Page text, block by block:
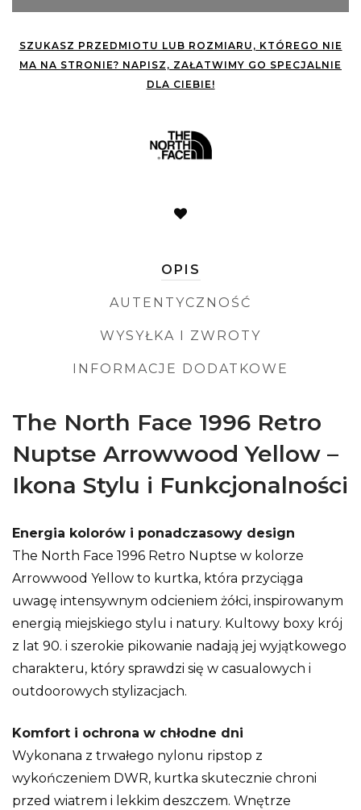
SZUKASZ PRZEDMIOTU LUB ROZMIARU, KTÓREGO NIE
MA NA STRONIE? NAPISZ, ZAŁATWIMY GO SPECJALNIE
DLA CIEBIE!
OPIS
AUTENTYCZNOŚĆ
WYSYŁKA I ZWROTY
INFORMACJE DODATKOWE
The North Face 1996 Retro
Nuptse Arrowwood Yellow –
Ikona Stylu i Funkcjonalności
Energia kolorów i ponadczasowy design
The North Face 1996 Retro Nuptse w kolorze
Arrowwood Yellow to kurtka, która przyciąga
uwagę intensywnym odcieniem żółci, inspirowanym
energią miejskiego stylu i natury. Kultowy boxy krój
z lat 90. i szerokie pikowanie nadają jej wyjątkowego
charakteru, który sprawdzi się w casualowych i
outdoorowych stylizacjach.
Komfort i ochrona w chłodne dni
Wykonana z trwałego nylonu ripstop z
wykończeniem DWR, kurtka skutecznie chroni
przed wiatrem i lekkim deszczem. Wnętrze